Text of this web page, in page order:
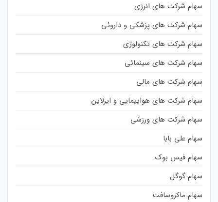
سهام شرکت های انرژی
سهام شرکت های پزشکی و داروئی
سهام شرکت های تکنولوژی
سهام شرکت های سینمائی
سهام شرکت های مالی
سهام شرکت های هواپیمایی و ایرلاین
سهام شرکت های ورزشی
سهام علی بابا
سهام فیس بوک
سهام گوگل
سهام ماکروسافت